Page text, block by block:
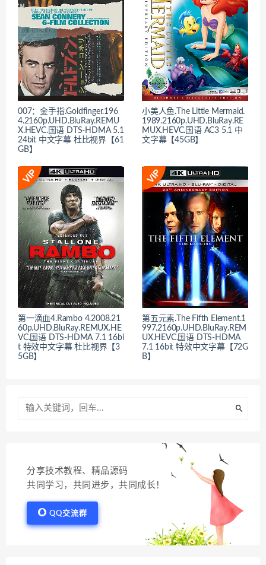
007：金手指.Goldfinger.196
4.2160p.UHD.BluRay.REMU
X.HEVC.国语 DTS-HDMA 5.1
24bit 中文字幕 杜比视界【61
GB】
小美人鱼.The Little Mermaid.
1989.2160p.UHD.BluRay.RE
MUX.HEVC.国语 AC3 5.1 中
文字幕【45GB】
第一滴血4.Rambo 4.2008.21
60p.UHD.BluRay.REMUX.HE
VC.国语 DTS-HDMA 7.1 16bi
t 特效中文字幕 杜比视界【3
5GB】
第五元素.The Fifth Element.1
997.2160p.UHD.BluRay.REM
UX.HEVC.国语 DTS-HDMA
7.1 16bit 特效中文字幕【72G
B】
分享技术教程、精品源码
共同学习，共同进步，共同成长！
QQ交流群